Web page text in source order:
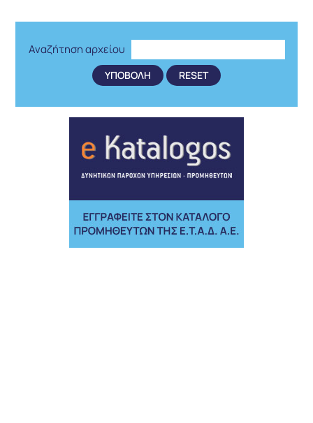
Αναζήτηση αρχείου